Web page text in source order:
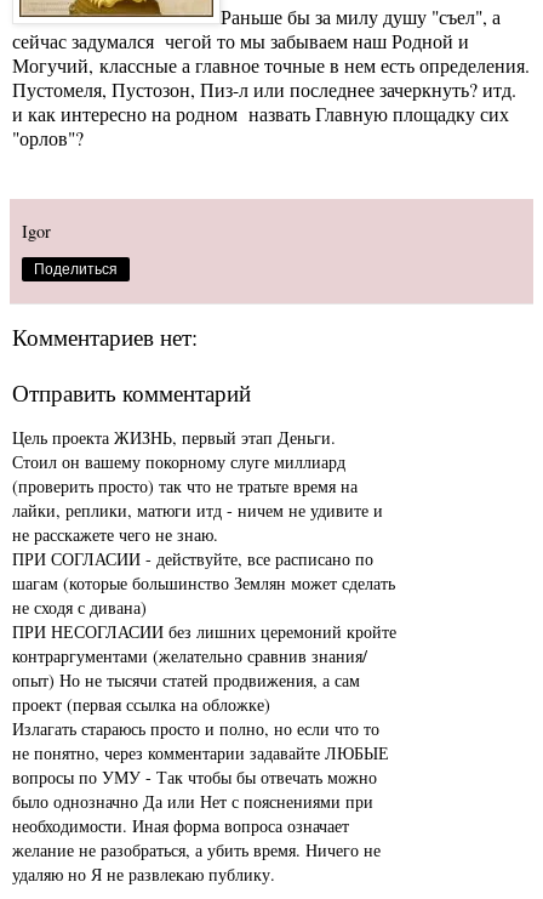
Раньше бы за милу душу "съел", а
сейчас задумался чегой то мы забываем наш Родной и
Могучий, классные а главное точные в нем есть определения.
Пустомеля, Пустозон, Пиз-л или последнее зачеркнуть? итд.
и как интересно на родном назвать Главную площадку сих
"орлов"?
Igor
Поделиться
Комментариев нет:
Отправить комментарий
Цель проекта ЖИЗНЬ, первый этап Деньги.
Стоил он вашему покорному слуге миллиард
(проверить просто) так что не тратьте время на
лайки, реплики, матюги итд - ничем не удивите и
не расскажете чего не знаю.
ПРИ СОГЛАСИИ - действуйте, все расписано по
шагам (которые большинство Землян может сделать
не сходя с дивана)
ПРИ НЕСОГЛАСИИ без лишних церемоний кройте
контраргументами (желательно сравнив знания/
опыт) Но не тысячи статей продвижения, а сам
проект (первая ссылка на обложке)
Излагать стараюсь просто и полно, но если что то
не понятно, через комментарии задавайте ЛЮБЫЕ
вопросы по УМУ - Так чтобы бы отвечать можно
было однозначно Да или Нет с пояснениями при
необходимости. Иная форма вопроса означает
желание не разобраться, а убить время. Ничего не
удаляю но Я не развлекаю публику.